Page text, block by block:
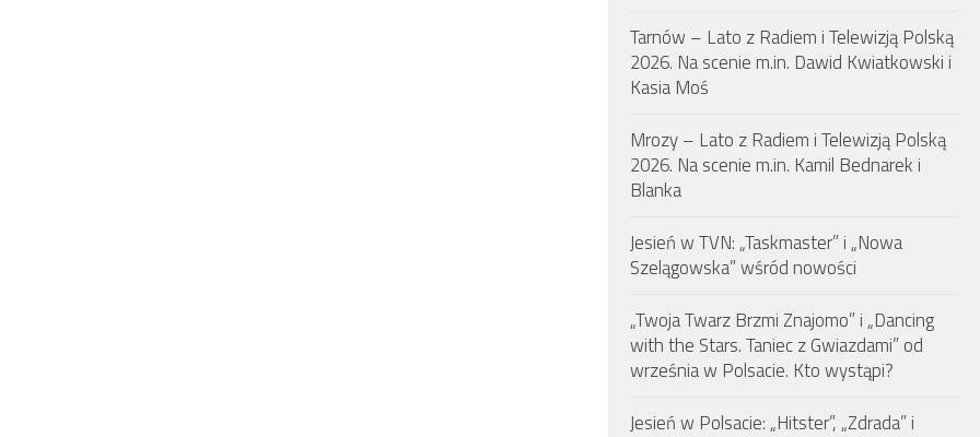
Tarnów – Lato z Radiem i Telewizją Polską
2026. Na scenie m.in. Dawid Kwiatkowski i
Kasia Moś
Mrozy – Lato z Radiem i Telewizją Polską
2026. Na scenie m.in. Kamil Bednarek i
Blanka
Jesień w TVN: „Taskmaster” i „Nowa
Szelągowska” wśród nowości
„Twoja Twarz Brzmi Znajomo” i „Dancing
with the Stars. Taniec z Gwiazdami” od
września w Polsacie. Kto wystąpi?
Jesień w Polsacie: „Hitster”, „Zdrada” i